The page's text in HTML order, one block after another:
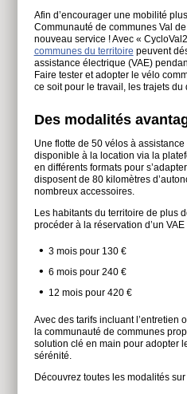
Afin d’encourager une mobilité
Communauté de communes Val
nouveau service ! Avec «
communes du territoire peuvent
assistance électrique (VAE)
Faire tester et adopter le vélo
ce soit pour le travail, les trajets
Des modalités
Une flotte de 50 vélos à
disponible à la location via la
en différents formats pour
disposent de 80 kilomètres
nombreux accessoires.
Les habitants du territoire de plus
procéder à la réservation d’un
3 mois pour 130 €
6 mois pour 240 €
12 mois pour 420 €
Avec des tarifs incluant l’entretien
la communauté de communes
solution clé en main pour adopter
sérénité.
Découvrez toutes les modalités sur